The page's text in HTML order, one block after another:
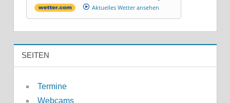
Aktuelles Wetter ansehen
SEITEN
Termine
Webcams